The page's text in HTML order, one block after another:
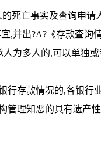
死亡事实及查询申
,并出?A?《存款查询
为多人的,可以单独
行存款情况的,各银行
管理知恶的具有遗产